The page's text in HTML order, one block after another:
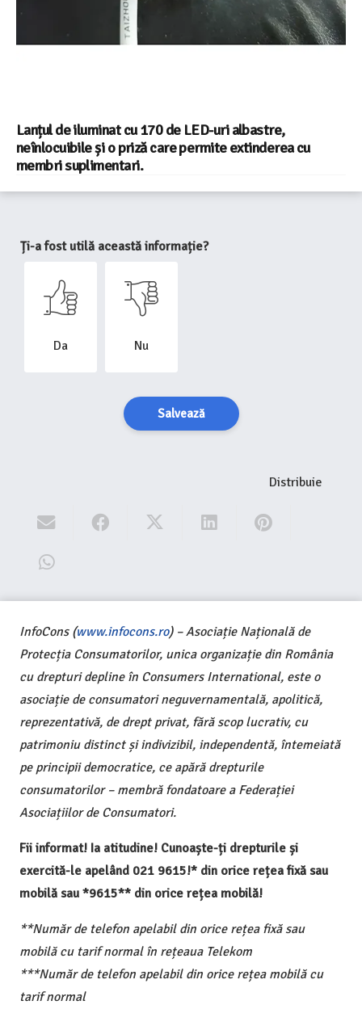
Lanțul de iluminat cu 170 de LED-uri albastre,
neînlocuibile și o priză care permite extinderea cu
membri suplimentari.
Ți-a fost utilă această informație?
Da Nu
Salvează
Distribuie
InfoCons (www.infocons.ro) – Asociație Națională de
Protecția Consumatorilor, unica organizație din România
cu drepturi depline în Consumers International, este o
asociație de consumatori neguvernamentală, apolitică,
reprezentativă, de drept privat, fără scop lucrativ, cu
patrimoniu distinct și indivizibil, independentă, întemeiată
pe principii democratice, ce apără drepturile
consumatorilor – membră fondatoare a Federației
Asociațiilor de Consumatori.
Fii informat! Ia atitudine! Cunoaște-ți drepturile și
exercită-le apelând 021 9615!* din orice rețea fixă sau
mobilă sau *9615** din orice rețea mobilă!
**Număr de telefon apelabil din orice rețea fixă sau
mobilă cu tarif normal în rețeaua Telekom
***Număr de telefon apelabil din orice rețea mobilă cu
tarif normal